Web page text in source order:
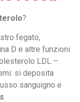
?
fegato,
D e altre funzioni
LDL –
si deposita
sanguigno e